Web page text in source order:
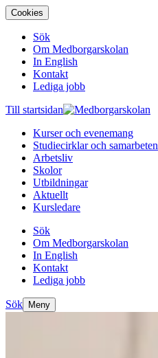
Cookies
Sök
Om Medborgarskolan
In English
Kontakt
Lediga jobb
Till startsidan
Kurser och evenemang
Studiecirklar och samarbeten
Arbetsliv
Skolor
Utbildningar
Aktuellt
Kursledare
Sök
Om Medborgarskolan
In English
Kontakt
Lediga jobb
Sök Meny